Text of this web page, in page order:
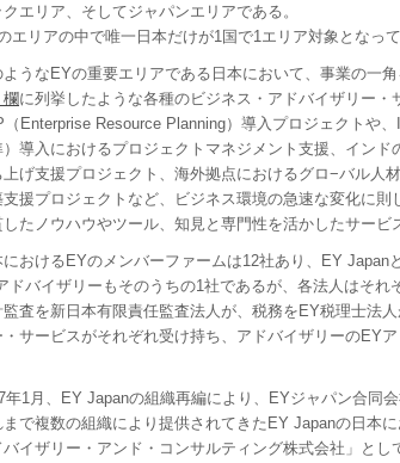
エリア、そしてジャパンエリアである。
エリアの中で唯一日本だけが1国で1エリア対象となっ
ようなEYの重要エリアである日本において、事業の一
欄に列挙したような各種のビジネス・アドバイザリー・
（Enterprise Resource Planning）導入プロジェクトや
）導入におけるプロジェクトマネジメント支援、イン
上げ支援プロジェクト、海外拠点におけるグロ−バル人
支援プロジェクトなど、ビジネス環境の急速な変化に
たノウハウやツール、知見と専門性を活かしたサービ
おけるEYのメンバーファームは12社あり、EY Japan
ドバイザリーもそのうちの1社であるが、各法人はそれ
監査を新日本有限責任監査法人が、税務をEY税理士法
・サービスがそれぞれ受け持ち、アドバイザリーのEY
年1月、EY Japanの組織再編により、EYジャパン合同
まで複数の組織により提供されてきたEY Japanの日本
バイザリー・アンド・コンサルティング株式会社」とし